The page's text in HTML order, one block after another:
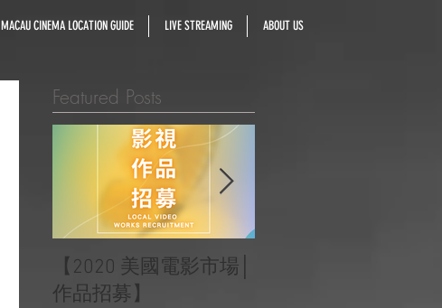
MACAU CINEMA LOCATION GUIDE LIVE STREAMING ABOUT US
Featured Posts
【2020 美國電影市場│
作品招募】